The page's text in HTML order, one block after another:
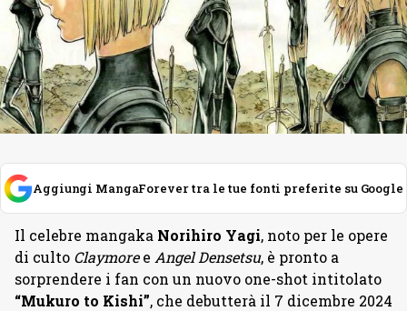
Aggiungi MangaForever tra le tue fonti preferite su Google
Il celebre mangaka Norihiro Yagi, noto per le opere
di culto Claymoree Angel Densetsu, è pronto a
sorprendere i fan con un nuovo one-shot intitolato
“Mukuro to Kishi”, che debutterà il 7 dicembre 2024